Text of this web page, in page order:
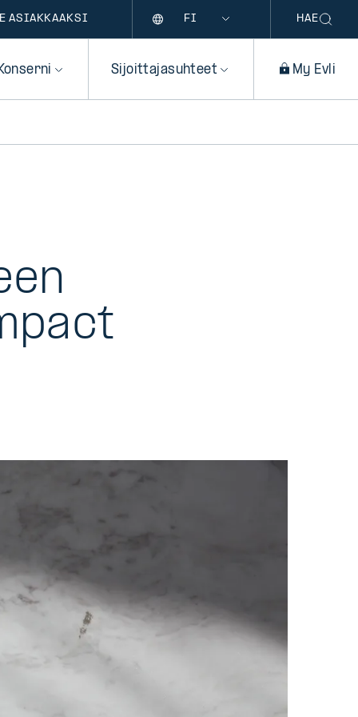
ASIAKKAAKSI HAE
Sijoittajasuhteet My Evli